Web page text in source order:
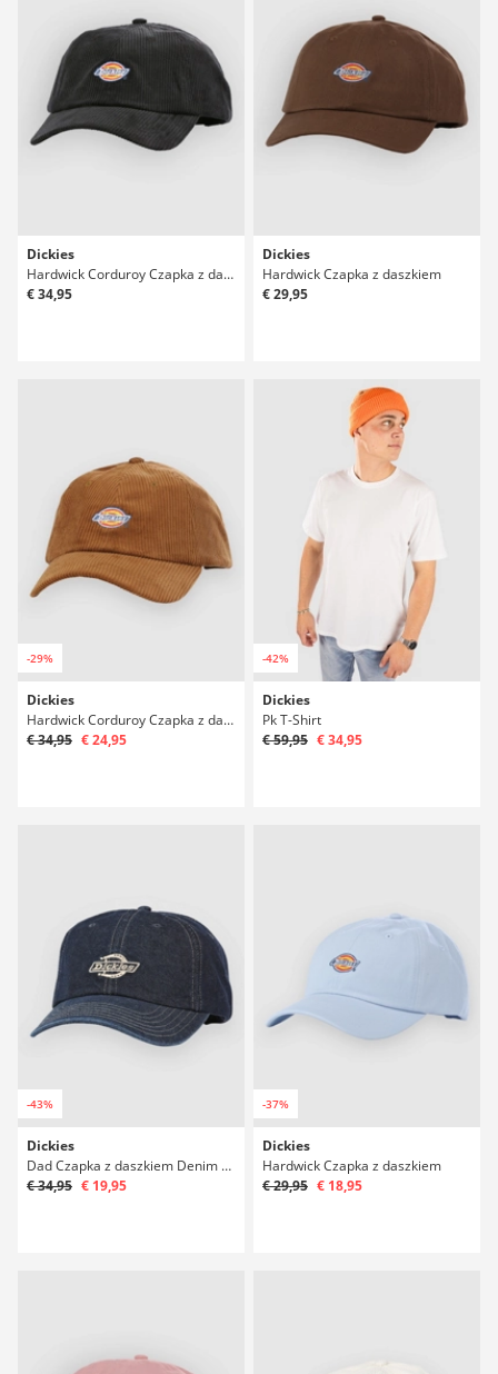
Dickies
Hardwick Corduroy Czapka z daszkiem
€ 34,95
Dickies
Hardwick Czapka z daszkiem
€ 29,95
-29%
Dickies
Hardwick Corduroy Czapka z daszkiem
€ 34,95 € 24,95
-42%
Dickies
Pk T-Shirt
€ 59,95 € 34,95
-43%
Dickies
Dad Czapka z daszkiem Denim Czapka z daszkiem
€ 34,95 € 19,95
-37%
Dickies
Hardwick Czapka z daszkiem
€ 29,95 € 18,95